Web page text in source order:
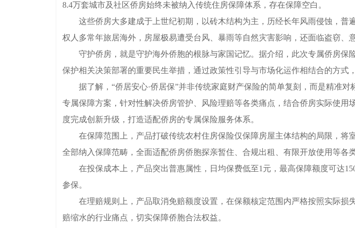
8.4万套城市及社区侨房始终未被纳入传统住房保障体系，存在保障空白。
这些侨房大多建成于上世纪初期，以砖木结构为主，历经长年风雨侵蚀，普
权人多常年旅居海外，房屋极易遭受台风、暴雨等自然灾害影响，还面临盗窃、
守护侨房，就是守护海外侨胞的根脉与家国记忆。据介绍，此次专属侨房保
保护相关决策部署的重要民生举措，通过政策性引导与市场化运作相结合的方式
据了解，“侨居安心·侨居保”并非传统家庭财产保险的简单复刻，而是精准对
专属保障方案，针对性解决侨房管护、风险理赔等各类痛点，结合侨房实际使
度完成创新升级，打造适配侨房的专属保险服务体系。
在保障范围上，产品打破传统农村住房保险仅保障房屋主体结构的局限，将
全部纳入保障范畴，全面适配侨房侨胞探亲暂住、合规出租、有限开放使用等各
在投保成本上，产品突出普惠属性，日均保费低至1元，最高保障额度可达
参保。
在理赔规则上，产品取消免赔额度设置，在保额核定范围内严格按照实际损
赔缩水的行业痛点，切实保障侨胞合法权益。